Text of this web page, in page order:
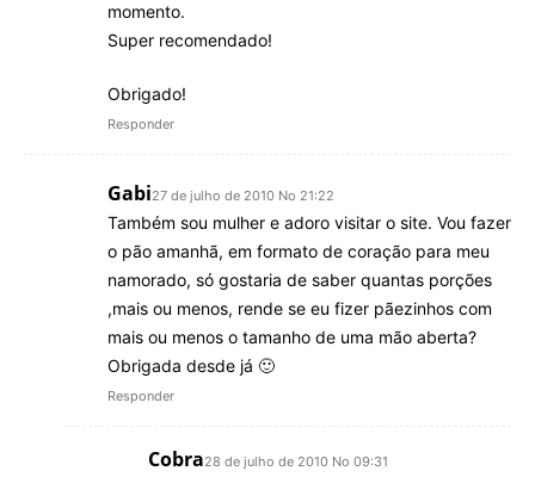
momento.
Super recomendado!
Obrigado!
Responder
Gabi27 de julho de 2010 No 21:22
Também sou mulher e adoro visitar o site. Vou fazer
o pão amanhã, em formato de coração para meu
namorado, só gostaria de saber quantas porções
,mais ou menos, rende se eu fizer pãezinhos com
mais ou menos o tamanho de uma mão aberta?
Obrigada desde já 🙂
Responder
Cobra28 de julho de 2010 No 09:31